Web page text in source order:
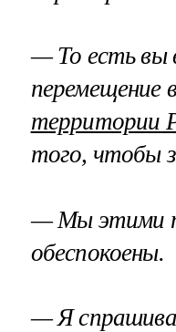
— То есть вы
перемещение
территории
того, чтобы
— Мы этими
обеспокоены.
— Я